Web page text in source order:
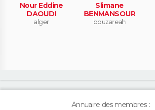
Nour Eddine
DAOUDI
alger
Slimane
BENMANSOUR
bouzareah
Annuaire des membres :